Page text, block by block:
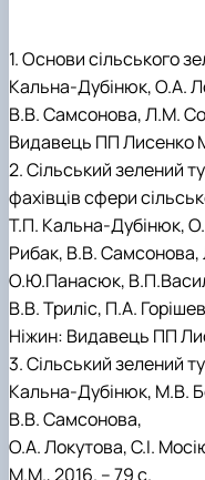
1. Основи сільського
Кальна-Дубінюк, О.А.
В.В. Самсонова, Л.М.
Видавець ПП Лисенко
2. Сільський зелений
фахівців сфери
Т.П. Кальна-Дубінюк,
Рибак, В.В.
О.Ю.Панасюк,
В.В. Триліс, П.А.
Ніжин: Видавець ПП
3. Сільський зелений
Кальна-Дубінюк, М.В.
В.В. Самсонова,
О.А. Локутова, С.І.
М.М., 2016. – 79 с.